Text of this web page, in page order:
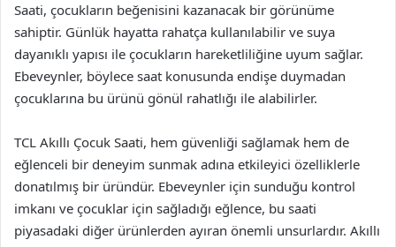
Saati, çocukların beğenisini kazanacak bir görünüme
sahiptir. Günlük hayatta rahatça kullanılabilir ve suya
dayanıklı yapısı ile çocukların hareketliliğine uyum sağlar.
Ebeveynler, böylece saat konusunda endişe duymadan
çocuklarına bu ürünü gönül rahatlığı ile alabilirler.
TCL Akıllı Çocuk Saati, hem güvenliği sağlamak hem de
eğlenceli bir deneyim sunmak adına etkileyici özelliklerle
donatılmış bir üründür. Ebeveynler için sunduğu kontrol
imkanı ve çocuklar için sağladığı eğlence, bu saati
piyasadaki diğer ürünlerden ayıran önemli unsurlardır. Akıllı